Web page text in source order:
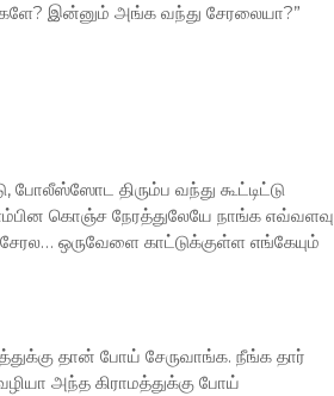
இன்னும் அங்க வந்து சேரலையா?”
திரும்ப வந்து கூட்டிட்டு
கொஞ்ச நேரத்துலேயே நாங்க எவ்வளவு
ஒருவேளை காட்டுக்குள்ள எங்கேயும்
தான் போய் சேருவாங்க. நீங்க தார்
அந்த கிராமத்துக்கு போய்